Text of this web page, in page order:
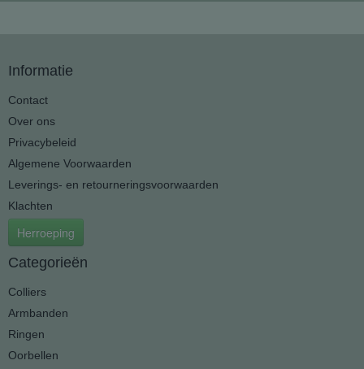
Informatie
Contact
Over ons
Privacybeleid
Algemene Voorwaarden
Leverings- en retourneringsvoorwaarden
Klachten
Herroeping
Categorieën
Colliers
Armbanden
Ringen
Oorbellen